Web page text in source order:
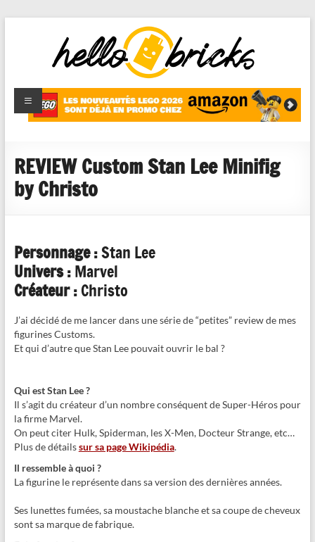
HelloBricks
Blog LEGO,
nouveaut�s
reviews
REVIEW Custom Stan Lee Minifig
by Christo
Personnage :Stan Lee
Univers :Marvel
Créateur :Christo
J’ai décidé de me lancer dans une série de “petites” review de mes
figurines Customs.
Et qui d’autre que Stan Lee pouvait ouvrir le bal ?
Qui est Stan Lee ?
Il s’agit du créateur d’un nombre conséquent de Super-Héros pour
la firme Marvel.
On peut citer Hulk, Spiderman, les X-Men, Docteur Strange, etc…
Plus de détailssur sa page Wikipédia.
Il ressemble à quoi ?
La figurine le représente dans sa version des dernières années.
Ses lunettes fumées, sa moustache blanche et sa coupe de cheveux
sont sa marque de fabrique.